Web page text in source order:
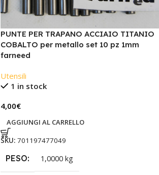
PUNTE PER TRAPANO ACCIAIO TITANIO
COBALTO per metallo set 10 pz 1mm
farneed
Utensili
1 in stock
4,00€
AGGIUNGI AL CARRELLO
SKU: 701197477049
PESO 1,0000 kg